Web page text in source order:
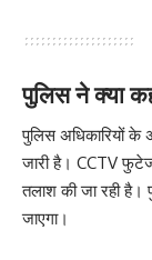
पुलिस ने क्या
पुलिस अधिकारियों के
जारी है। CCTV
तलाश की जा रही है।
जाएगा।